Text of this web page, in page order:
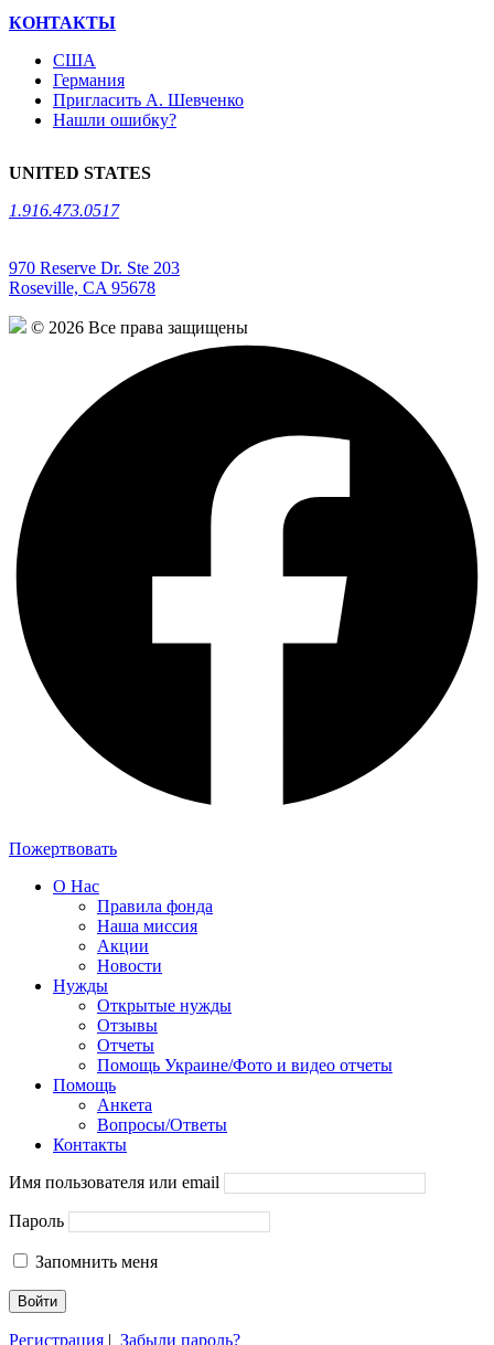
КОНТАКТЫ
США
Германия
Пригласить А. Шевченко
Нашли ошибку?
UNITED STATES
1.916.473.0517
970 Reserve Dr. Ste 203
Roseville, CA 95678
© 2026 Все права защищены
Пожертвовать
О Нас
Правила фонда
Наша миссия
Акции
Новости
Нужды
Открытые нужды
Отзывы
Отчеты
Помощь Украине/Фото и видео отчеты
Помощь
Анкета
Вопросы/Ответы
Контакты
Имя пользователя или email
Пароль
Запомнить меня
Регистрация | Забыли пароль?